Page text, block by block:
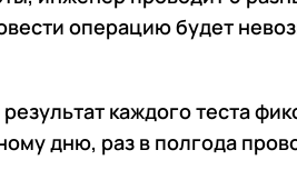
операцию будет
каждого теста
дню, раз в полгода